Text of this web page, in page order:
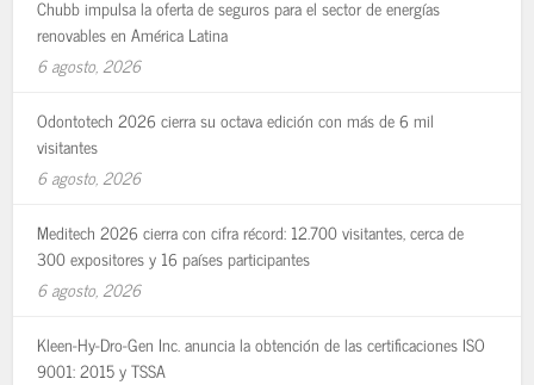
Chubb impulsa la oferta de seguros para el sector de energías
renovables en América Latina
6 agosto, 2026
Odontotech 2026 cierra su octava edición con más de 6 mil
visitantes
6 agosto, 2026
Meditech 2026 cierra con cifra récord: 12.700 visitantes, cerca de
300 expositores y 16 países participantes
6 agosto, 2026
Kleen-Hy-Dro-Gen Inc. anuncia la obtención de las certificaciones ISO
9001: 2015 y TSSA